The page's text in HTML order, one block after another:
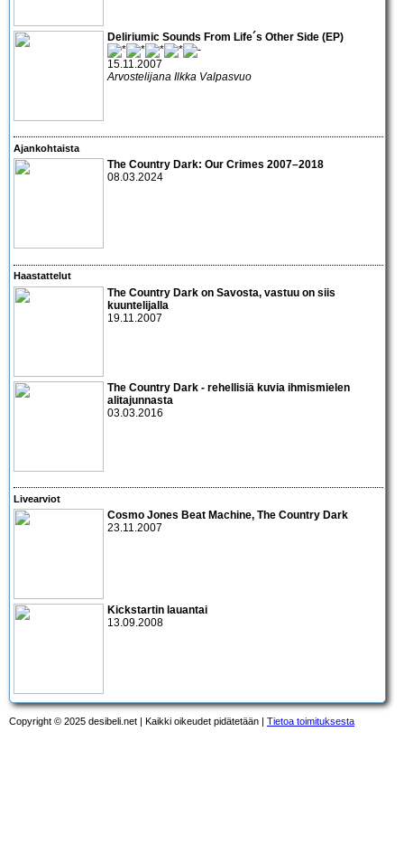
Deliriumic Sounds From Life´s Other Side (EP)
15.11.2007
Arvostelijana Ilkka Valpasvuo
Ajankohtaista
The Country Dark: Our Crimes 2007–2018
08.03.2024
Haastattelut
The Country Dark on Savosta, vastuu on siis
kuuntelijalla
19.11.2007
The Country Dark - rehellisiä kuvia ihmismielen
alitajunnasta
03.03.2016
Livearviot
Cosmo Jones Beat Machine, The Country Dark
23.11.2007
Kickstartin lauantai
13.09.2008
Copyright © 2025 desibeli.net | Kaikki oikeudet pidätetään | Tietoa toimituksesta